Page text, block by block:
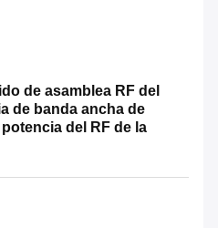
de asamblea RF del
de banda ancha de
del RF de la